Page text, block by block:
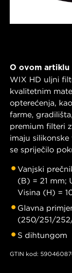
O ovom artiklu
WIX HD uljni
kvalitetnim
opterećenja,
farme,
premium filteri
imaju
se spriječilo
Vanjski
(B) = 21 mm;
Visina (H) =
Glavna
(250/251/
S dihtungom
GTIN kod: